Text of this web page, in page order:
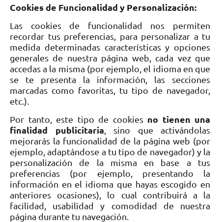
Cookies de Funcionalidad y Personalización:
Las cookies de funcionalidad nos permiten
recordar tus preferencias, para personalizar a tu
medida determinadas características y opciones
generales de nuestra página web, cada vez que
accedas a la misma (por ejemplo, el idioma en que
se te presenta la información, las secciones
marcadas como favoritas, tu tipo de navegador,
etc.).
Por tanto, este tipo de cookies no tienen una
finalidad publicitaria , sino que activándolas
mejorarás la funcionalidad de la página web (por
ejemplo, adaptándose a tu tipo de navegador) y la
personalización de la misma en base a tus
preferencias (por ejemplo, presentando la
información en el idioma que hayas escogido en
anteriores ocasiones), lo cual contribuirá a la
facilidad, usabilidad y comodidad de nuestra
página durante tu navegación.